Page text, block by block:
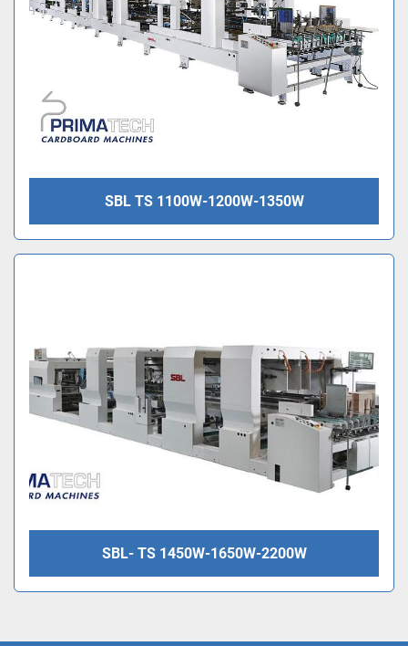
SBL TS 1100W-1200W-1350W
SBL- TS 1450W-1650W-2200W